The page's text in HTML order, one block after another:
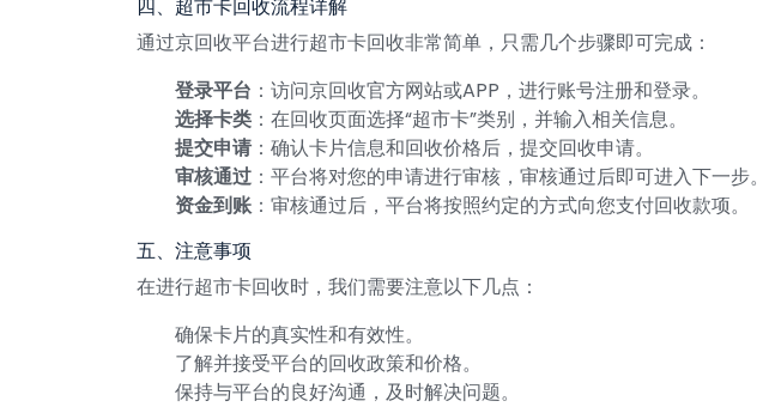
四、超市卡回收流程详解
通过京回收平台进行超市卡回收非常简单，只需几个步骤即可完成：
登录平台 ：访问京回收官方网站或APP，进行账号注册和登录。
选择卡类 ：在回收页面选择“超市卡”类别，并输入相关信息。
提交申请 ：确认卡片信息和回收价格后，提交回收申请。
审核通过 ：平台将对您的申请进行审核，审核通过后即可进入下一步。
资金到账：审核通过后，平台将按照约定的方式向您支付回收款项。
五、注意事项
在进行超市卡回收时，我们需要注意以下几点：
确保卡片的真实性和有效性。
了解并接受平台的回收政策和价格。
保持与平台的良好沟通，及时解决问题。